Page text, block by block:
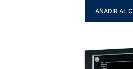
AÑADIR AL